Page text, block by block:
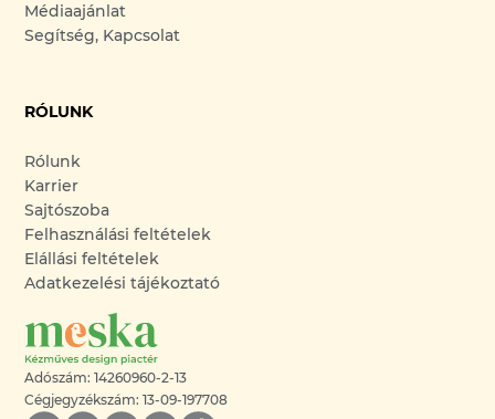
Médiaajánlat
Segítség, Kapcsolat
RÓLUNK
Rólunk
Karrier
Sajtószoba
Felhasználási feltételek
Elállási feltételek
Adatkezelési tájékoztató
Adószám: 14260960-2-13
Cégjegyzékszám: 13-09-197708